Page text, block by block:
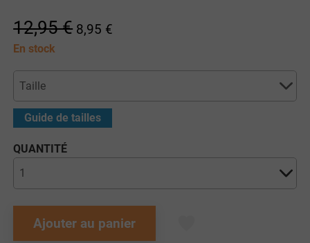
12,95 € 8,95 €
En stock
Guide de tailles
QUANTITÉ
Ajouter au panier